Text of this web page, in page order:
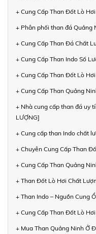
+ Cung Cấp Than Đốt Lò
+ Phân phối than đá Quảng
+ Cung Cấp Than Đá Chất
+ Cung Cấp Than Indo Số
+ Cung Cấp Than Đốt Lò
+ Cung Cấp Than Quảng
+ Nhà cung cấp than đá uy
LƯỢNG]
+ Cung cấp than Indo chất
+ Chuyên Cung Cấp Than
+ Cung Cấp Than Quảng
+ Than Đốt Lò Hơi Chất
+ Than Indo – Nguồn Cung
+ Cung Cấp Than Đốt Lò
+ Mua Than Quảng Ninh Ở